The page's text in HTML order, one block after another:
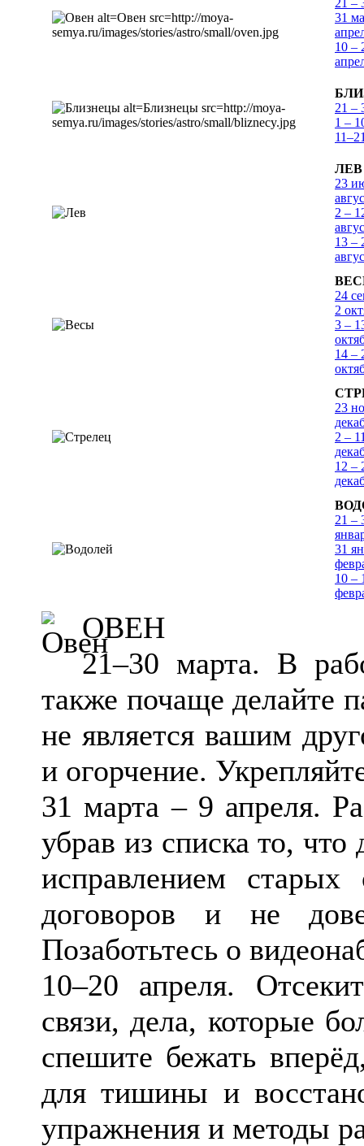
31
10 –
21 –
1 –
ЛЕВ
23
2 –
13 –
24
2
3 –
14 –
23
2 –
12 –
21 –
31
10 –
ОВЕН
21–30 марта. В
также почаще делайте
не является вашим
и огорчение.
31 марта – 9 апреля.
убрав из списка то,
исправлением
договоров и не
Позаботьтесь о
10–20 апреля.
связи, дела, которые
спешите бежать
для тишины и
упражнения и методы